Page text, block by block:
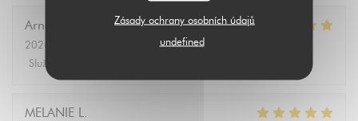
Zásady ochrany osobních údajů
undefined
Arnaud
2026-08-01
- 12:30 - Hosté 2
Služba
MELANIE L